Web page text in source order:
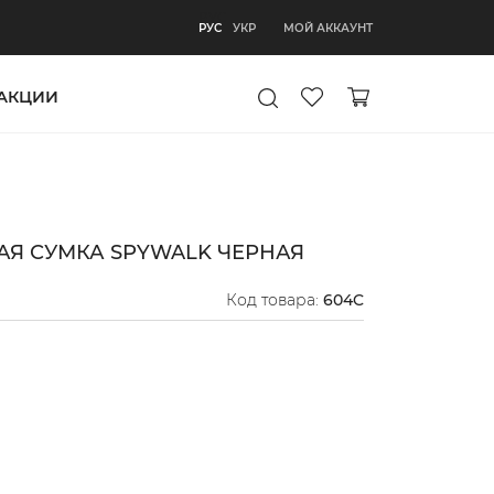
РУС УКР МОЙ АККАУНТ
SPYWALK ЧЕРНАЯ
Код товара: 604C